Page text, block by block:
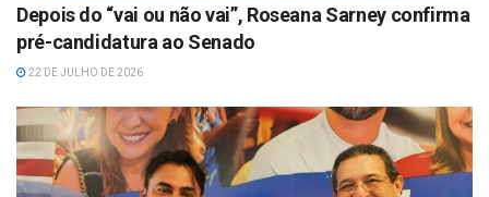
Depois do “vai ou não vai”, Roseana Sarney confirma
pré-candidatura ao Senado
22 DE JULHO DE 2026